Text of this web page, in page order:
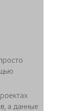
а данные